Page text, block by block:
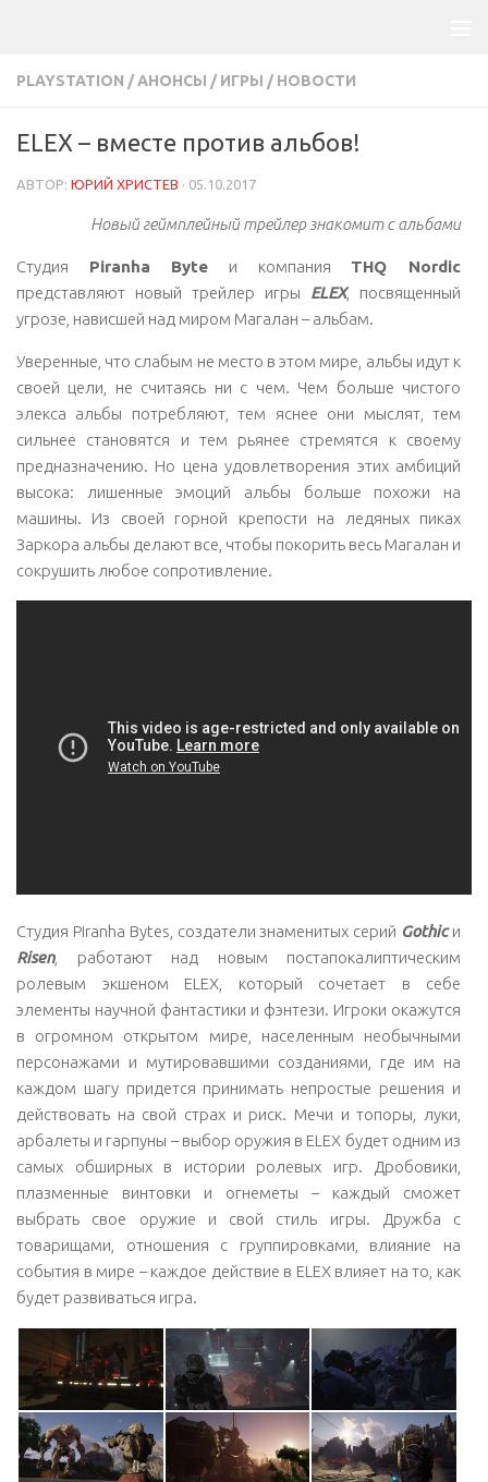
PLAYSTATION /АНОНСЫ / ИГРЫ / НОВОСТИ
ELEX – вместе против альбов!
АВТОР: ЮРИЙ ХРИСТЕВ · 05.10.2017
Новый геймплейный трейлер знакомит с альбами
Студия Piranha Byte и компания THQ Nordic
представляют новый трейлер игры ELEX, посвященный
угрозе, нависшей над миром Магалан – альбам.
Уверенные, что слабым не место в этом мире, альбы идут к
своей цели, не считаясь ни с чем. Чем больше чистого
элекса альбы потребляют, тем яснее они мыслят, тем
сильнее становятся и тем рьянее стремятся к своему
предназначению. Но цена удовлетворения этих амбиций
высока: лишенные эмоций альбы больше похожи на
машины. Из своей горной крепости на ледяных пиках
Заркора альбы делают все, чтобы покорить весь Магалан и
сокрушить любое сопротивление.
Студия Piranha Bytes, создатели знаменитых серий Gothicи
Risen, работают над новым постапокалиптическим
ролевым экшеном ELEX, который сочетает в себе
элементы научной фантастики и фэнтези. Игроки окажутся
в огромном открытом мире, населенным необычными
персонажами и мутировавшими созданиями, где им на
каждом шагу придется принимать непростые решения и
действовать на свой страх и риск. Мечи и топоры, луки,
арбалеты и гарпуны – выбор оружия в ELEX будет одним из
самых обширных в истории ролевых игр. Дробовики,
плазменные винтовки и огнеметы – каждый сможет
выбрать свое оружие и свой стиль игры. Дружба с
товарищами, отношения с группировками, влияние на
события в мире – каждое действие в ELEX влияет на то, как
будет развиваться игра.